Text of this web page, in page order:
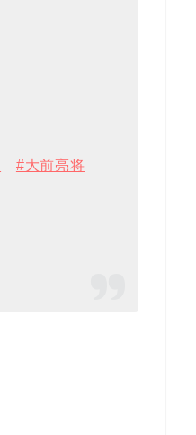
#大前亮将